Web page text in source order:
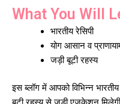
What You Will
भारतीय रेसिपी
योग आसान व
जड़ी बूटी रहस्य
इस ब्लॉग में आपको विभिन्न